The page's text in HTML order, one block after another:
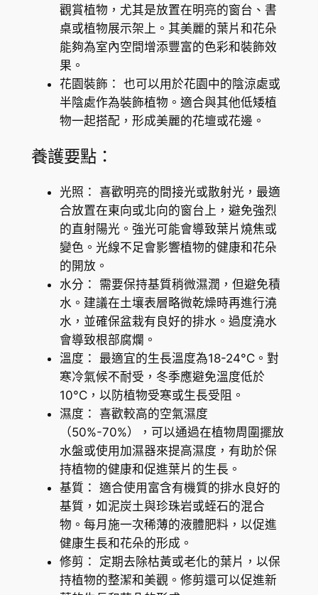
觀賞植物，尤其是放置在明亮的窗台、書
桌或植物展示架上。其美麗的葉片和花朵
能夠為室內空間增添豐富的色彩和裝飾效
果。
花園裝飾： 也可以用於花園中的陰涼處或
半陰處作為裝飾植物。適合與其他低矮植
物一起搭配，形成美麗的花壇或花邊。
養護要點：
光照： 喜歡明亮的間接光或散射光，最適
合放置在東向或北向的窗台上，避免強烈
的直射陽光。強光可能會導致葉片燒焦或
變色。光線不足會影響植物的健康和花朵
的開放。
水分： 需要保持基質稍微濕潤，但避免積
水。建議在土壤表層略微乾燥時再進行澆
水，並確保盆栽有良好的排水。過度澆水
會導致根部腐爛。
溫度： 最適宜的生長溫度為18-24°C。對
寒冷氣候不耐受，冬季應避免溫度低於
10°C，以防植物受寒或生長受阻。
濕度： 喜歡較高的空氣濕度
（50%-70%），可以通過在植物周圍擺放
水盤或使用加濕器來提高濕度，有助於保
持植物的健康和促進葉片的生長。
基質： 適合使用富含有機質的排水良好的
基質，如泥炭土與珍珠岩或蛭石的混合
物。每月施一次稀薄的液體肥料，以促進
健康生長和花朵的形成。
修剪： 定期去除枯黃或老化的葉片，以保
持植物的整潔和美觀。修剪還可以促進新